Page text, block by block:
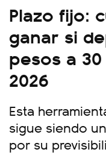
Plazo fijo:
ganar si
pesos a
2026
Esta
sigue siendo
por su